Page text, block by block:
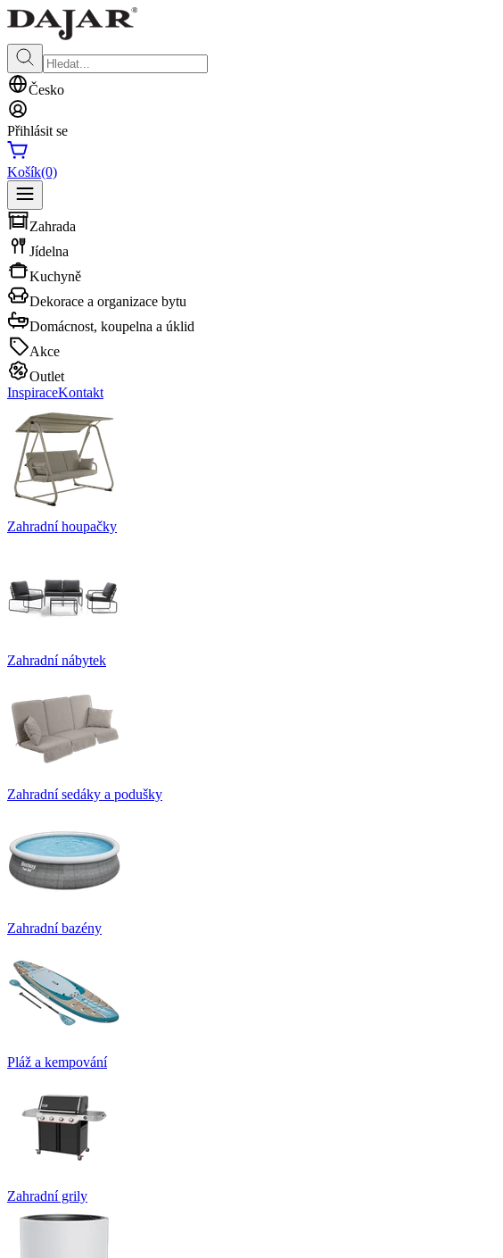
Česko
Přihlásit se
Košík(0)
Zahrada
Jídelna
Kuchyně
Dekorace a organizace bytu
Domácnost, koupelna a úklid
Akce
Outlet
InspiraceKontakt
Zahradní houpačky
Zahradní nábytek
Zahradní sedáky a podušky
Zahradní bazény
Pláž a kempování
Zahradní grily